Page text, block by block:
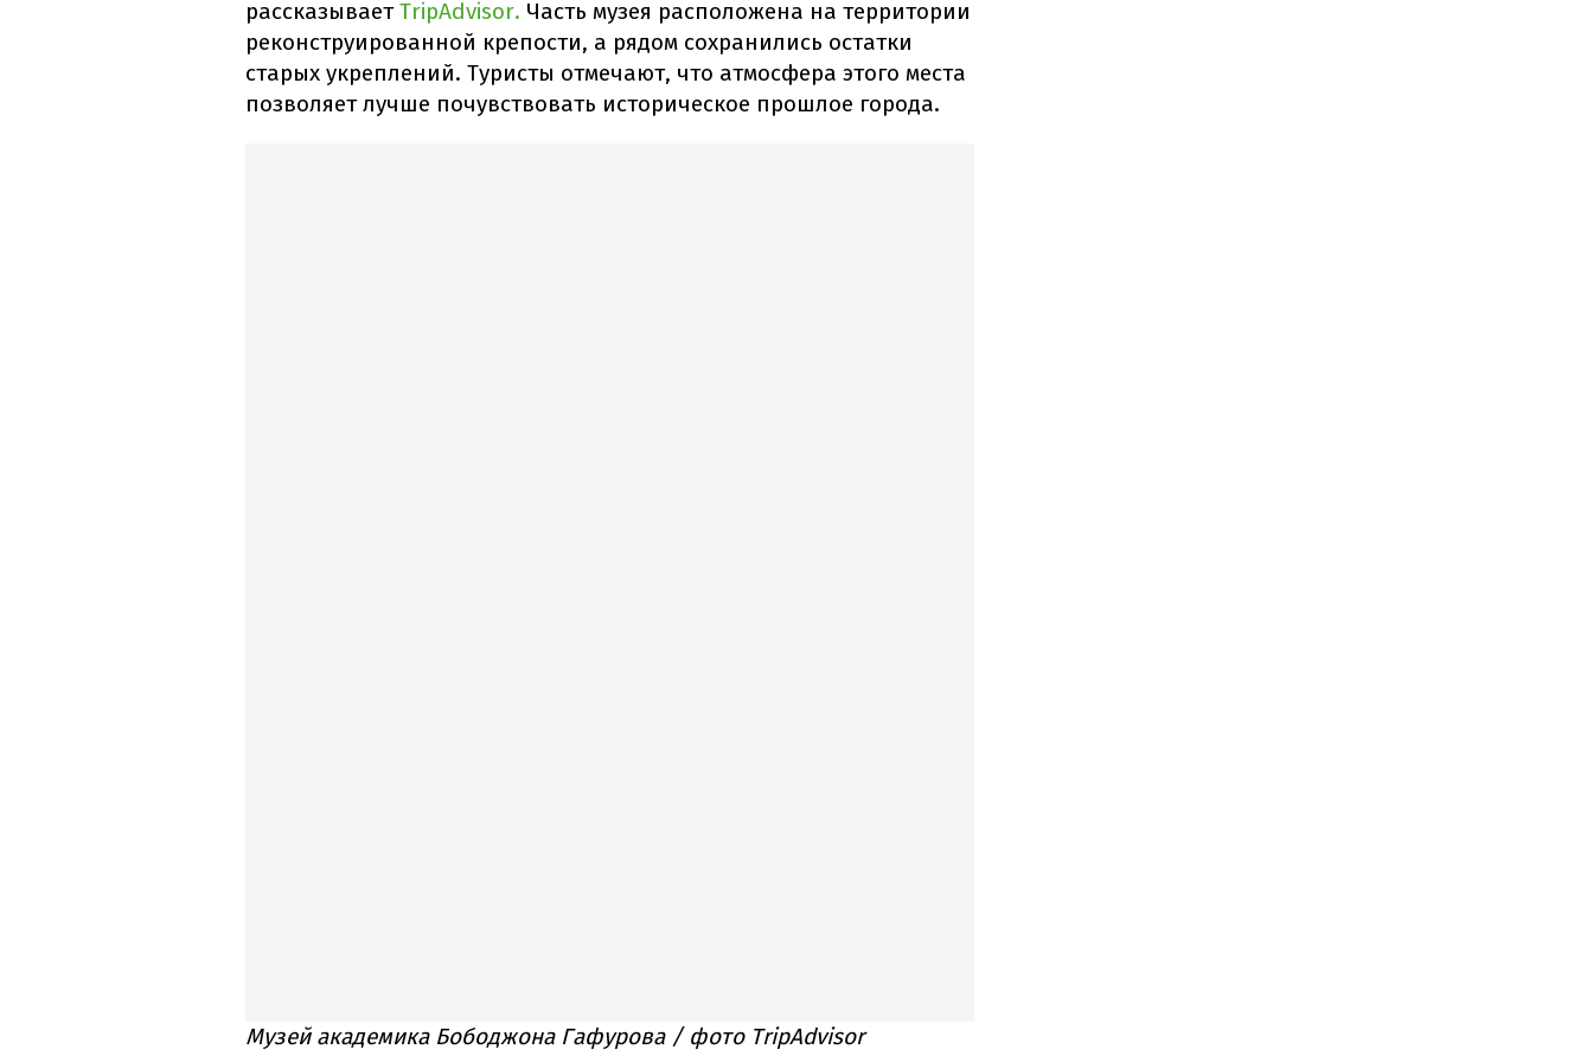
рассказываетTripAdvisor. Часть музея расположена на территории
реконструированной крепости, а рядом сохранились остатки
старых укреплений. Туристы отмечают, что атмосфера этого места
позволяет лучше почувствовать историческое прошлое города.
Музей академика Бободжона Гафурова / фото TripAdvisor